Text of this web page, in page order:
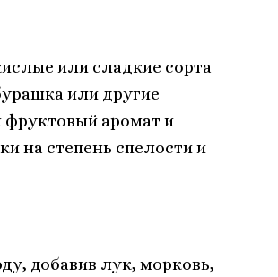
или сладкие сорта
или другие
аромат и
на степень спелости и
добавив лук, морковь,